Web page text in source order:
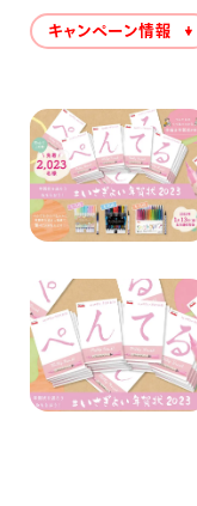
ブラ
その
採
運
キャンペーン情報